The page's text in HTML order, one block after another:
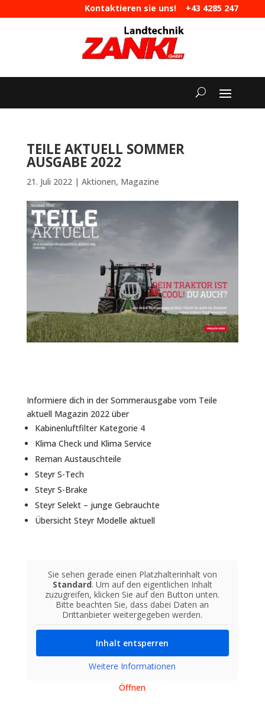
Kontaktieren sie uns! +43 4285 247
|maschinen@landtechnik-zankl.at
TEILE AKTUELL SOMMER
AUSGABE 2022
21. Juli 2022| Aktionen, Magazine
Informiere dich in der Sommerausgabe vom Teile
aktuell Magazin 2022 über
Kabinenluftfilter Kategorie 4
Klima Check und Klima Service
Reman Austauschteile
Steyr S-Tech
Steyr S-Brake
Steyr Selekt – junge Gebrauchte
Übersicht Steyr Modelle aktuell
Sie sehen gerade einen Platzhalterinhalt von
Standard. Um auf den eigentlichen Inhalt
zuzugreifen, klicken Sie auf den Button unten.
Bitte beachten Sie, dass dabei Daten an
Drittanbieter weitergegeben werden.
Inhalt entsperren
Weitere Informationen
Öffnen